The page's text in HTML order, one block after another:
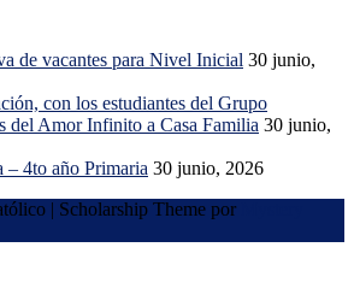
de vacantes para Nivel Inicial 30 junio,
con los estudiantes del Grupo
del Amor Infinito a Casa Familia 30 junio,
– 4to año Primaria 30 junio, 2026
| Scholarship Theme por